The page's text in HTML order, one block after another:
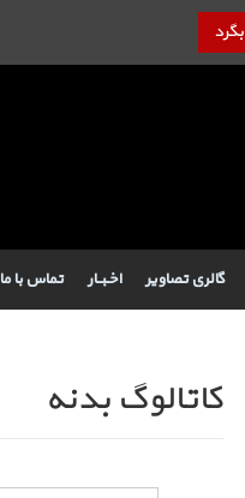
بگرد
گالری تصاویر اخـبــار تماس با ما
کاتالوگ بدنه